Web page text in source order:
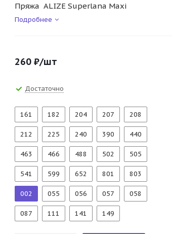
Пряжа ALIZE Superlana Maxi
Подробнее
260 ₽/шт
Достаточно
161 182 204 207 208
212 225 240 390 440
463 466 488 502 505
541 599 652 801 803
002 055 056 057 058
087 111 141 149